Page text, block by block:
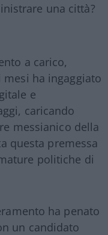
una città?
a carico,
ha ingaggiato
e
caricando
messianico della
questa premessa
politiche di
ha penato
un candidato